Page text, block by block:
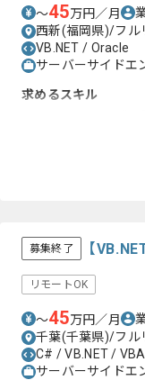
〜45万円／月
西新(福岡県)/フル
VB.NET / Oracle
サーバーサイドエ
求めるスキル
募集終了 【
リモートOK
〜45万円／月
千葉(千葉県)/フル
C# / VB.NET / VBA
サーバーサイドエ